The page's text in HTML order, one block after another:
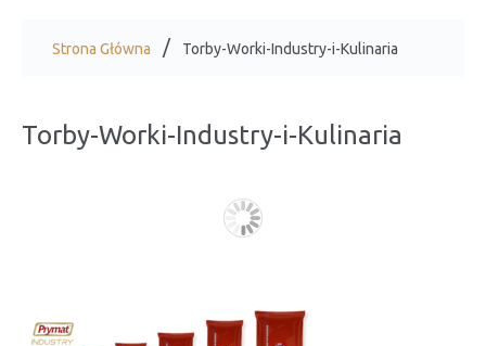
Strona Główna Torby-Worki-Industry-i-Kulinaria
Torby-Worki-Industry-i-Kulinaria